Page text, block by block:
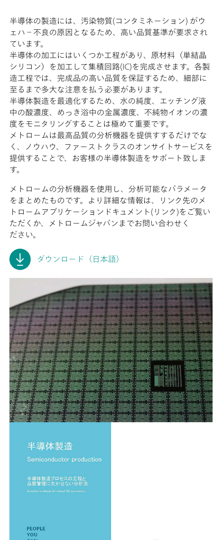
半導体の製造には、汚染物質(コンタミネーション) がウ
ェハ－不良の原因となるため、高い品質基準が要求され
ています。
半導体の加工にはいくつか工程があり、原材料（単結晶
シリコン）を加工して集積回路(IC)を完成させます。各製
造工程では、完成品の高い品質を保証するため、細部に
至るまで多大な注意を払う必要があります。
半導体製造を最適化するため、水の純度、エッチング液
中の酸濃度、めっき浴中の金属濃度、不純物イオンの濃
度をモニタリングすることは極めて重要です。
メトロームは最高品質の分析機器を提供すするだけでな
く、ノウハウ、ファーストクラスのオンサイトサービスを
提供することで、お客様の半導体製造をサポート致しま
す。
メトロームの分析機器を使用し、分析可能なパラメータ
をまとめたものです。より詳細な情報は、リンク先のメ
トロームアプリケーションドキュメント(リンク)をご覧い
ただくか、メトロームジャパンまでお問い合わせく
ださい。
ダウンロード（日本語）